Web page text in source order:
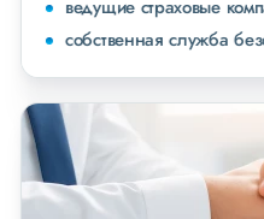
ведущие страховые
собственная служба